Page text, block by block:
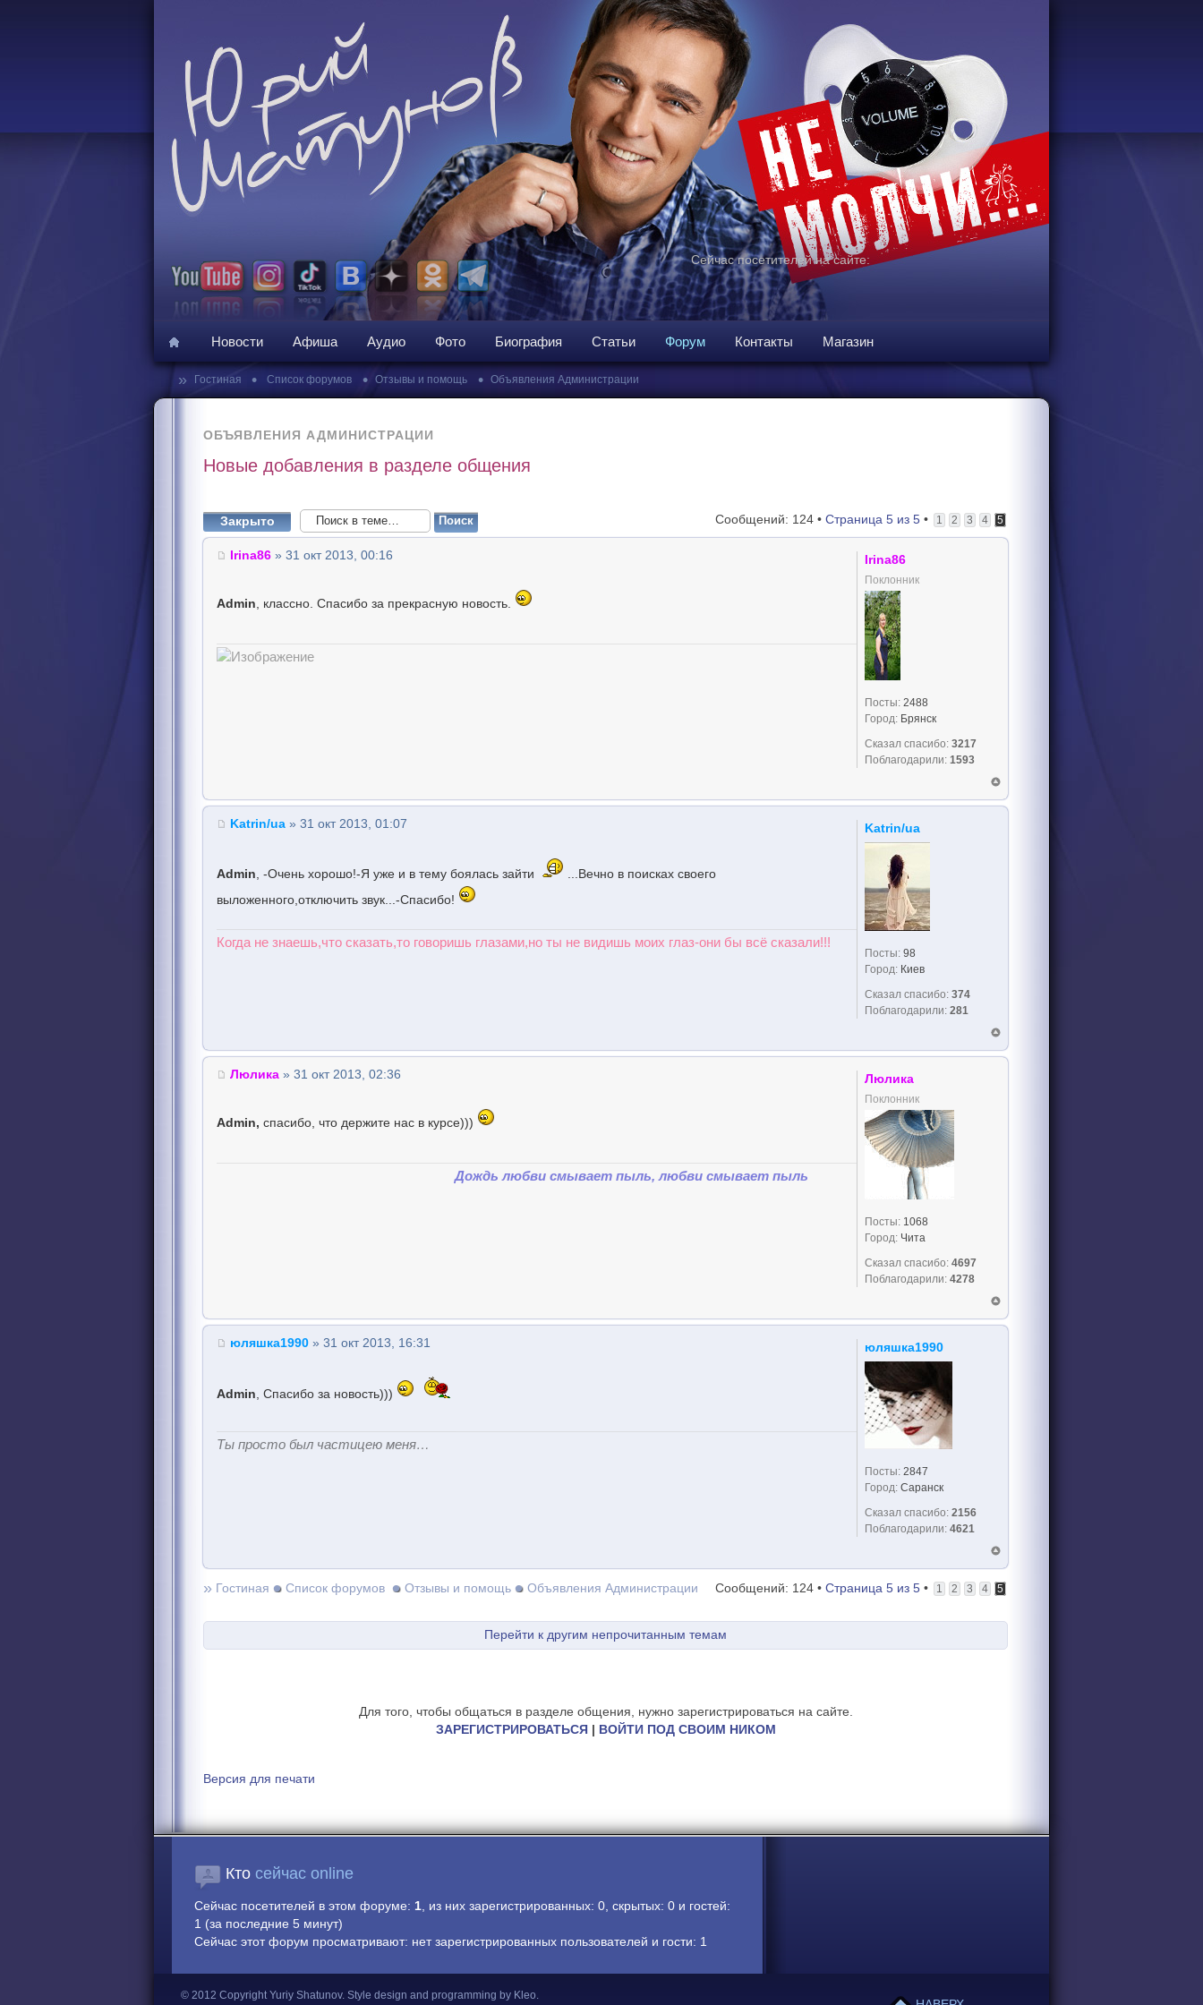
Сейчас посетителей на сайте:
Новости Афиша Аудио Фото Биография Статьи Форум Контакты Магазин
» Гостиная • Список форумов • Отзывы и помощь • Объявления Администрации
ОБЪЯВЛЕНИЯ АДМИНИСТРАЦИИ
Новые добавления в разделе общения
Закрыто Сообщений: 124 • Страница 5 из 5 • 1 2 3 4 5
Irina86 » 31 окт 2013, 00:16
Admin, классно. Спасибо за прекрасную новость.
Irina86
Поклонник
Посты: 2488
Город: Брянск
Сказал спасибо: 3217
Поблагодарили: 1593
Katrin/ua » 31 окт 2013, 01:07
Admin, -Очень хорошо!-Я уже и в тему боялась зайти
...Вечно в поисках своего
выложенного,отключить звук...-Спасибо!
Когда не знаешь,что сказать,то говоришь глазами,но ты не видишь моих глаз-они бы всё сказали!!!
Katrin/ua
Посты: 98
Город: Киев
Сказал спасибо: 374
Поблагодарили: 281
Люлика » 31 окт 2013, 02:36
Admin, спасибо, что держите нас в курсе)))
Дождь любви смывает пыль, любви смывает пыль
Люлика
Поклонник
Посты: 1068
Город: Чита
Сказал спасибо: 4697
Поблагодарили: 4278
юляшка1990 » 31 окт 2013, 16:31
Admin, Спасибо за новость)))
Ты просто был частицею меня…
юляшка1990
Посты: 2847
Город: Саранск
Сказал спасибо: 2156
Поблагодарили: 4621
» Гостиная Список форумов Отзывы и помощь Объявления Администрации Сообщений: 124 • Страница 5 из 5 • 1 2 3 4 5
Перейти к другим непрочитанным темам
Для того, чтобы общаться в разделе общения, нужно зарегистрироваться на сайте.
ЗАРЕГИСТРИРОВАТЬСЯ
ВОЙТИ ПОД СВОИМ НИКОМ
Версия для печати
Кто сейчас online
Сейчас посетителей в этом форуме: 1, из них зарегистрированных: 0, скрытых: 0 и гостей:
1 (за последние 5 минут)
Сейчас этот форум просматривают: нет зарегистрированных пользователей и гости: 1
© 2012 Copyright Yuriy Shatunov. Style design and programming by Kleo.